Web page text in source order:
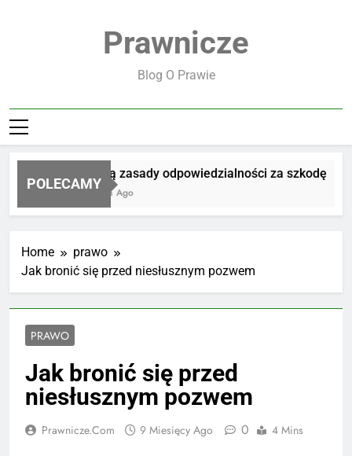
Prawnicze
Blog O Prawie
POLECAMY
Jakie są zasady odpowiedzialności za szkodę
19 Godzin Ago
Home
prawo
Jak bronić się przed niesłusznym pozwem
PRAWO
Jak bronić się przed
niesłusznym pozwem
Prawnicze.com 9 Miesięcy Ago 0 4 Mins